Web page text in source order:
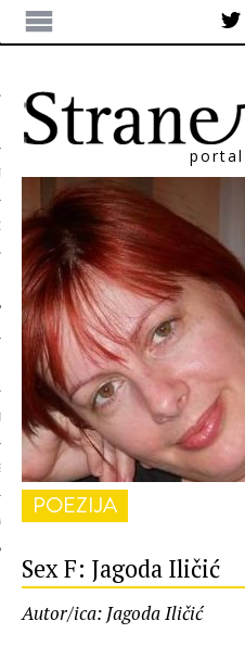
POEZIJA
Sex F: Jagoda Iličić
Autor/ica: Jagoda Iličić